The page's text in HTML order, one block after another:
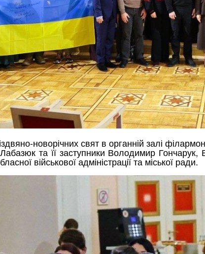
новорічних свят в органній залі
та її заступники Володимир
військової адміністрації та міської ради.